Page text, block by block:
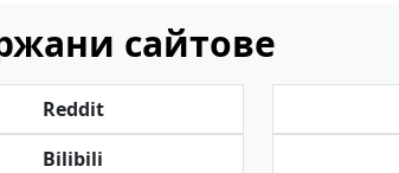
сайтове
Reddit
Bilibili